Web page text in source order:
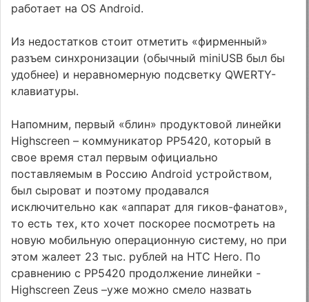
работает на OS Android.
Из недостатков стоит отметить «фирменный»
разъем синхронизации (обычный miniUSB был бы
удобнее) и неравномерную подсветку QWERTY-
клавиатуры.
Напомним, первый «блин» продуктовой линейки
Highscreen – коммуникатор PP5420, который в
свое время стал первым официально
поставляемым в Россию Android устройством,
был сыроват и поэтому продавался
исключительно как «аппарат для гиков-фанатов»,
то есть тех, кто хочет поскорее посмотреть на
новую мобильную операционную систему, но при
этом жалеет 23 тыс. рублей на HTC Hero. По
сравнению с PP5420 продолжение линейки -
Highscreen Zeus –уже можно смело назвать